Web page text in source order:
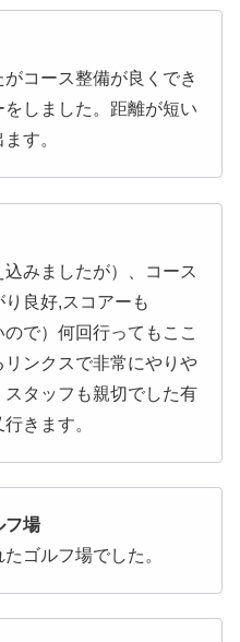
コース整備が良くでき
しました。距離が短い
す。
みましたが）、コース
良好,スコアーも
ので）何回行ってもここ
ンクスで非常にやりや
タッフも親切でした有
きます。
フ場
ゴルフ場でした。